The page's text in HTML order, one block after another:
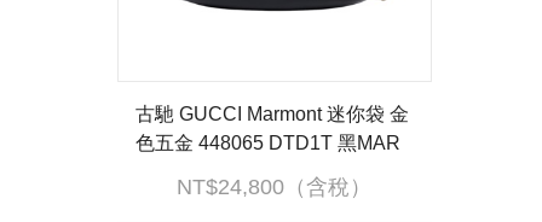
古馳 GUCCI Marmont 迷你袋 金
色五金 448065 DTD1T 黑MAR
MONT相機包 無附屬品
NT$24,800（含稅）